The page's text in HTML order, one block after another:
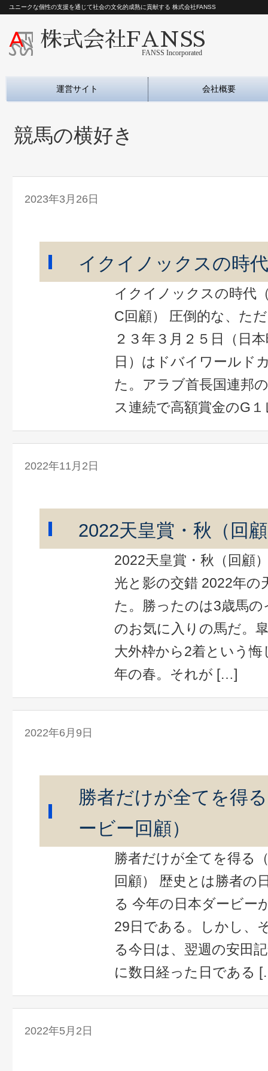
ユニークな個性の支援を通じて社会の文化的成熟に貢献する 株式会社FANSS
株式会社FANSS
FANSS Incorporated
運営サイト 会社概要
競馬の横好き
2023年3月26日
イクイノックスの時代
イクイノックスの時代
C回顧） 圧倒的な、た
２３年３月２５日（日
日）はドバイワールド
た。アラブ首長国連邦
ス連続で高額賞金のG
2022年11月2日
2022天皇賞・秋（回
2022天皇賞・秋（回顧
光と影の交錯 2022年の
た。勝ったのは3歳馬
のお気に入りの馬だ。
大外枠から2着という
年の春。それが […]
2022年6月9日
勝者だけが全てを得
ービー回顧）
勝者だけが全てを得る
回顧） 歴史とは勝者の
る 今年の日本ダービー
29日である。しかし、
る今日は、翌週の安田
に数日経った日である
2022年5月2日